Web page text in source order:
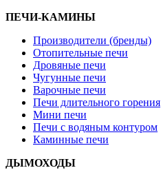
ПЕЧИ-КАМИНЫ
Производители (бренды)
Отопительные печи
Дровяные печи
Чугунные печи
Варочные печи
Печи длительного горения
Мини печи
Печи с водяным контуром
Каминные печи
ДЫМОХОДЫ